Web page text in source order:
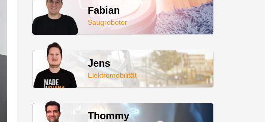
Fabian
Saugroboter
Jens
Elektromobilität
Thommy